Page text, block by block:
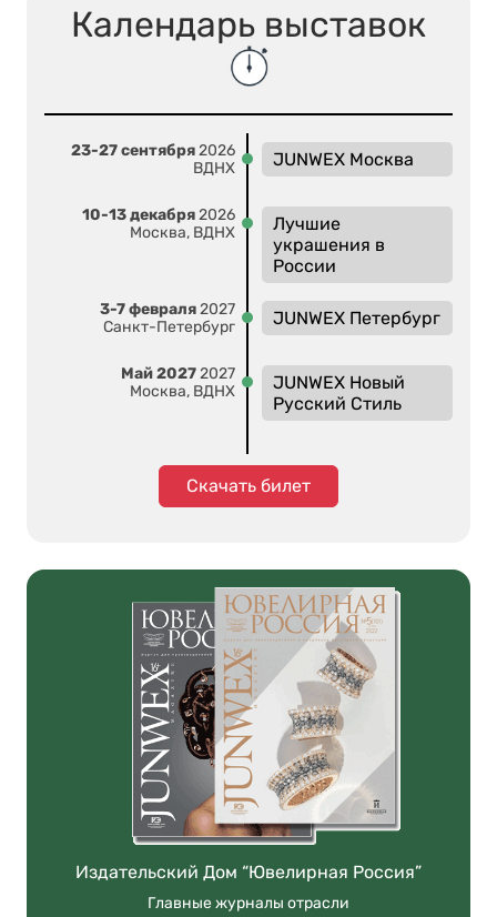
Календарь выставок
23-27 сентября2026
ВДНХ
JUNWEX Москва
10-13 декабря2026
Москва, ВДНХ
Лучшие
украшения в
России
3-7 февраля2027
Санкт-Петербург
JUNWEX Петербург
Май 20272027
Москва, ВДНХ
JUNWEX Новый
Русский Стиль
Скачать билет
Издательский Дом “Ювелирная Россия”
Главные журналы отрасли